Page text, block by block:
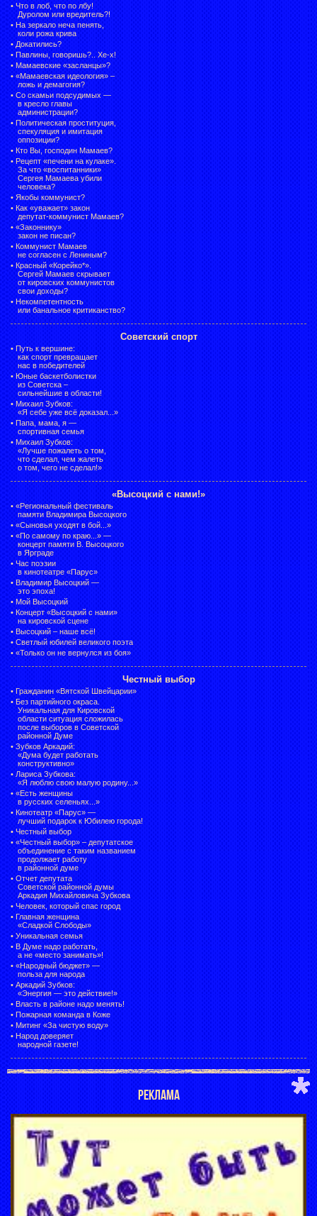
• Что в лоб, что по лбу!
Дуролом или вредитель?!
• На зеркало неча пенять,
коли рожа крива
• Докатились?
• Павлины, говоришь?.. Хе-х!
• Мамаевские «засланцы»?
• «Мамаевская идеология» –
ложь и демагогия?
• Со скамьи подсудимых —
в кресло главы
администрации?
• Политическая проституция,
спекуляция и имитация
оппозиции?
• Кто Вы, господин Мамаев?
• Рецепт «печени на кулаке».
За что «воспитанники»
Сергея Мамаева убили
человека?
• Якобы коммунист?
• Как «уважает» закон
депутат-коммунист Мамаев?
• «Законнику»
закон не писан?
• Коммунист Мамаев
не согласен с Лениным?
• Красный «Корейко*».
Сергей Мамаев скрывает
от кировских коммунистов
свои доходы?
• Некомпетентность
или банальное критиканство?
Советский спорт
• Путь к вершине:
как спорт превращает
нас в победителей
• Юные баскетболистки
из Советска –
сильнейшие в области!
• Михаил Зубков:
«Я себе уже всё доказал...»
• Папа, мама, я —
спортивная семья
• Михаил Зубков:
«Лучше пожалеть о том,
что сделал, чем жалеть
о том, чего не сделал!»
«Высоцкий с нами!»
• «Региональный фестиваль
памяти Владимира Высоцкого
• «Сыновья уходят в бой...»
• «По самому по краю...» —
концерт памяти В. Высоцкого
в Ярграде
• Час поэзии
в кинотеатре «Парус»
• Владимир Высоцкий —
это эпоха!
• Мой Высоцкий
• Концерт «Высоцкий с нами»
на кировской сцене
• Высоцкий – наше всё!
• Светлый юбилей великого поэта
• «Только он не вернулся из боя»
Честный выбор
• Гражданин «Вятской Швейцарии»
• Без партийного окраса.
Уникальная для Кировской
области ситуация сложилась
после выборов в Советской
районной Думе
• Зубков Аркадий:
«Дума будет работать
конструктивно»
• Лариса Зубкова:
«Я люблю свою малую родину...»
• «Есть женщины
в русских селеньях...»
• Кинотеатр «Парус» —
лучший подарок к Юбилею города!
• Честный выбор
• «Честный выбор» – депутатское
объединение с таким названием
продолжает работу
в районной думе
• Отчет депутата
Советской районной думы
Аркадия Михайловича Зубкова
• Человек, который спас город
• Главная женщина
«Сладкой Слободы»
• Уникальная семья
• В Думе надо работать,
а не «место занимать»!
• «Народный бюджет» —
польза для народа
• Аркадий Зубков:
«Энергия — это действие!»
• Власть в районе надо менять!
• Пожарная команда в Коже
• Митинг «За чистую воду»
• Народ доверяет
народной газете!
РЕКЛАМА